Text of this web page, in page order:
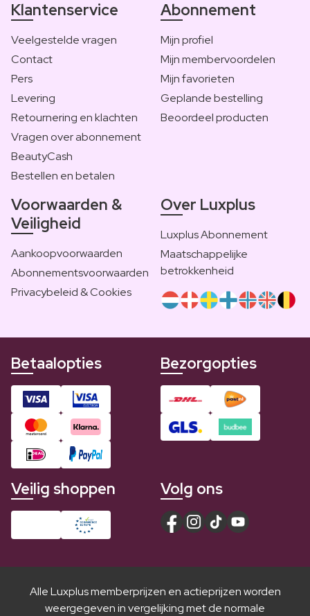
Klantenservice
Veelgestelde vragen
Contact
Pers
Levering
Retournering en klachten
Vragen over abonnement
BeautyCash
Bestellen en betalen
Abonnement
Mijn profiel
Mijn membervoordelen
Mijn favorieten
Geplande bestelling
Beoordeel producten
Voorwaarden &
Veiligheid
Aankoopvoorwaarden
Abonnementsvoorwaarden
Privacybeleid & Cookies
Over Luxplus
Luxplus Abonnement
Maatschappelijke
betrokkenheid
Betaalopties Bezorgopties
Veilig shoppen Volg ons
Alle Luxplus memberprijzen en actieprijzen worden
weergegeven in vergelijking met de normale